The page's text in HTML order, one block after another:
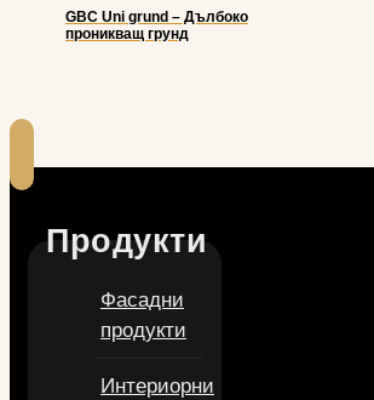
GBC Uni grund – Дълбоко
проникващ грунд
Продукти
Фасадни
продукти
Интериорни